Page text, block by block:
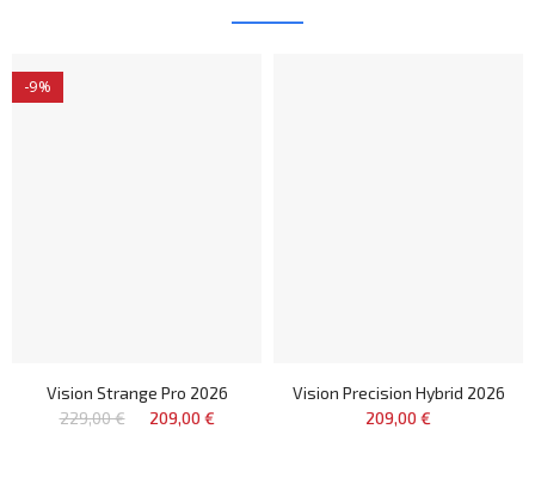
-9%
Vision Strange Pro 2026
229,00 €
209,00 €
Vision Precision Hybrid 2026
209,00 €